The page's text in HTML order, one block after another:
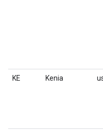
KE Kenia